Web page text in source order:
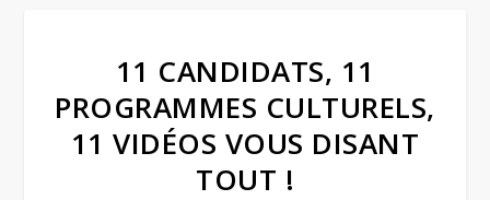
11 CANDIDATS, 11
PROGRAMMES CULTURELS,
11 VIDÉOS VOUS DISANT
TOUT !